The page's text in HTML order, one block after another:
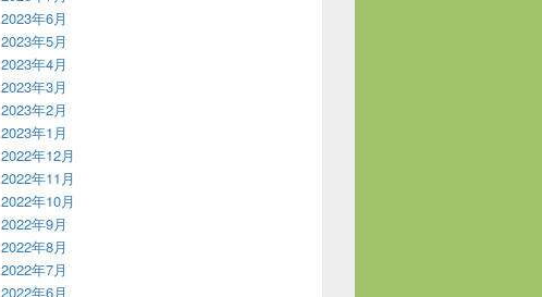
2023年6月
2023年5月
2023年4月
2023年3月
2023年2月
2023年1月
2022年12月
2022年11月
2022年10月
2022年9月
2022年8月
2022年7月
2022年6月